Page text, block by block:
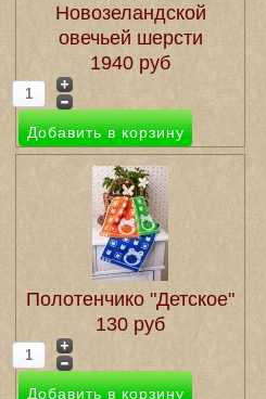
Новозеландской
овечьей шерсти
1940 руб
Полотенчико "Детское"
130 руб